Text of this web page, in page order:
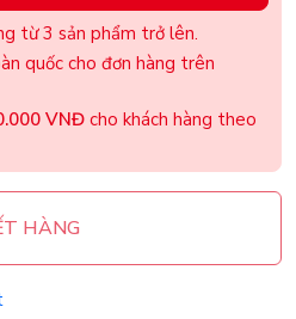
từ 3 sản phẩm trở lên.
quốc cho đơn hàng trên
VNĐ cho khách hàng theo
HÀNG